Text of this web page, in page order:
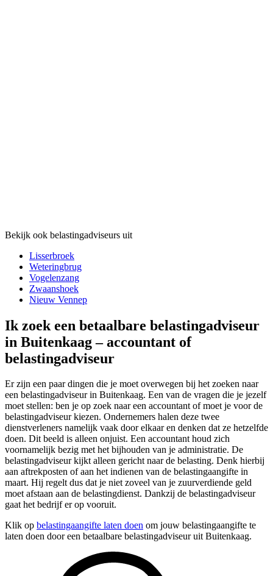
Bekijk ook belastingadviseurs uit
Lisserbroek
Weteringbrug
Vogelenzang
Zwaanshoek
Nieuw Vennep
Ik zoek een betaalbare belastingadviseur
in Buitenkaag – accountant of
belastingadviseur
Er zijn een paar dingen die je moet overwegen bij het zoeken naar
een belastingadviseur in Buitenkaag. Een van de vragen die je jezelf
moet stellen: ben je op zoek naar een accountant of moet je voor de
belastingadviseur kiezen. Ondernemers halen deze twee
dienstverleners namelijk vaak door elkaar en denken dat ze hetzelfde
doen. Dit beeld is alleen onjuist. Een accountant houd zich
voornamelijk bezig met het bijhouden van je administratie. De
belastingadviseur kijkt alleen gericht naar de belasting. Denk hierbij
aan aftrekposten of aan het indienen van de belastingaangifte in
maart. Hij regelt dus dat je niet zoveel van je zuurverdiende geld
moet afstaan aan de belastingdienst. Dankzij de belastingadviseur
gaat het bedrijf er op vooruit.
Klik op belastingaangifte laten doen om jouw belastingaangifte te
laten doen door een betaalbare belastingadviseur uit Buitenkaag.